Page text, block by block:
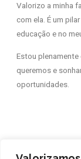
Valorizo a minha
com ela. É um
educação e no
Estou
queremos e
oportunidades.